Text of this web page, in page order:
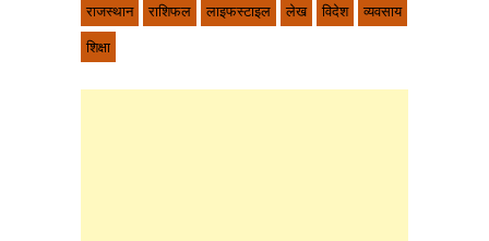
राजस्थान
राशिफल लाइफस्टाइल लेख विदेश
व्यवसाय
शिक्षा